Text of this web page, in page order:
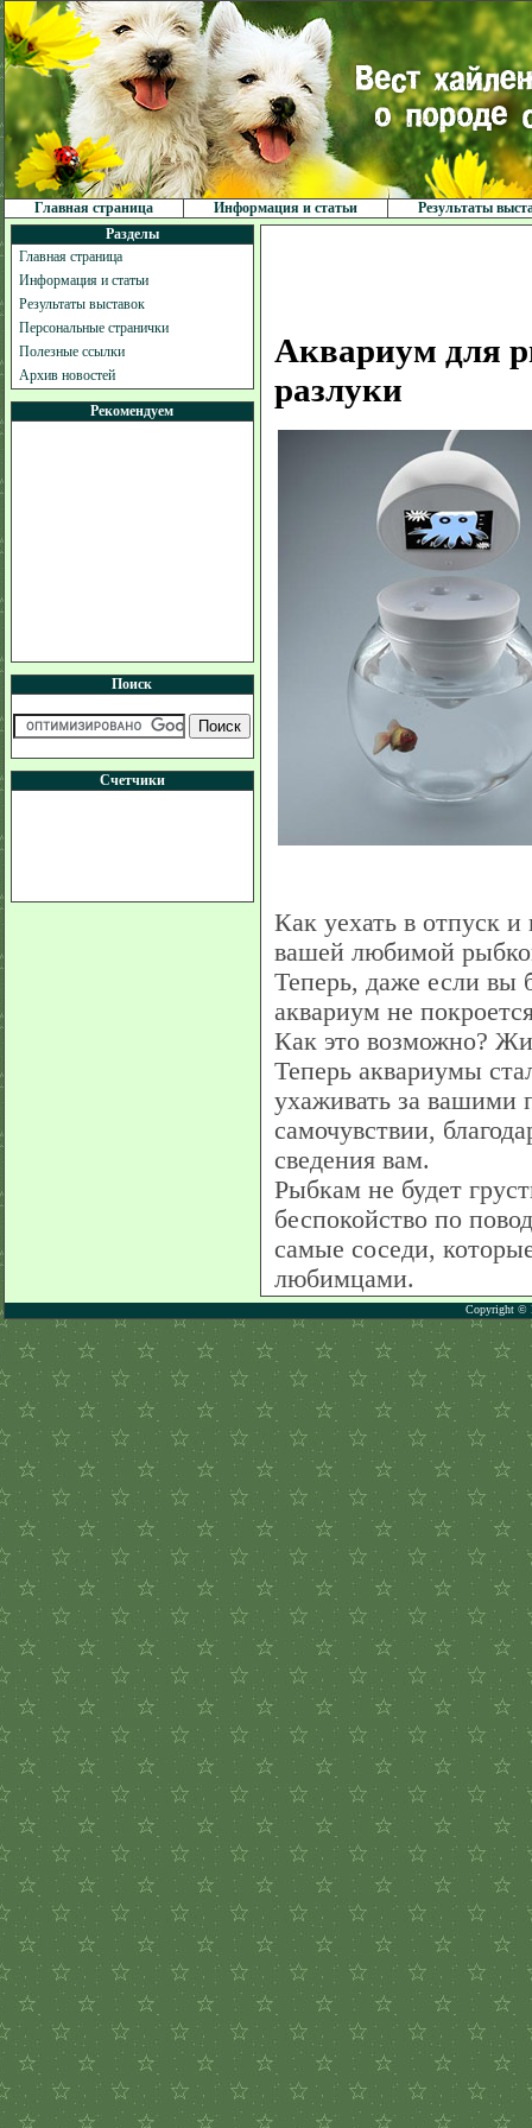
Главная страница Информация и статьи
Результаты
Разделы
Главная страница
Информация и статьи
Результаты выставок
Персональные странички
Полезные ссылки
Архив новостей
Рекомендуем
Поиск
Счетчики
Аквариум для
разлуки
Как уехать в отпуск
вашей любимой
Теперь, даже если вы
аквариум не
Как это возможно?
Теперь аквариумы
ухаживать за вашими
самочувствии,
сведения вам.
Рыбкам не будет
беспокойство по
самые соседи,
любимцами.
Copyright ©